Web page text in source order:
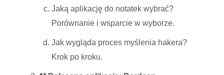
Jaką aplikację do notatek wybrać?
Porównanie i wsparcie w wyborze.
Jak wygląda proces myślenia hakera?
Krok po kroku.